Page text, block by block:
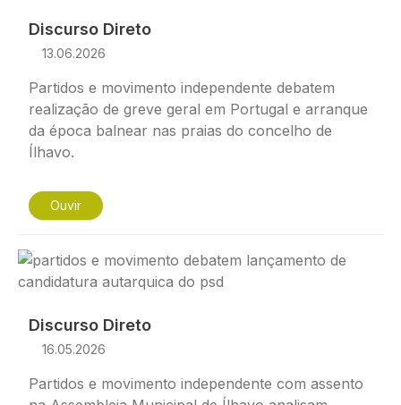
Discurso Direto
13.06.2026
Partidos e movimento independente debatem
realização de greve geral em Portugal e arranque
da época balnear nas praias do concelho de
Ílhavo.
Ouvir
Imagem
Discurso Direto
16.05.2026
Partidos e movimento independente com assento